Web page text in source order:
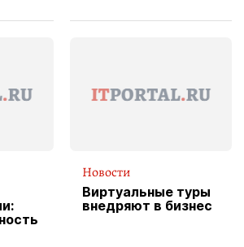
вводит
Новости
Виртуальные туры
внедряют в бизнес